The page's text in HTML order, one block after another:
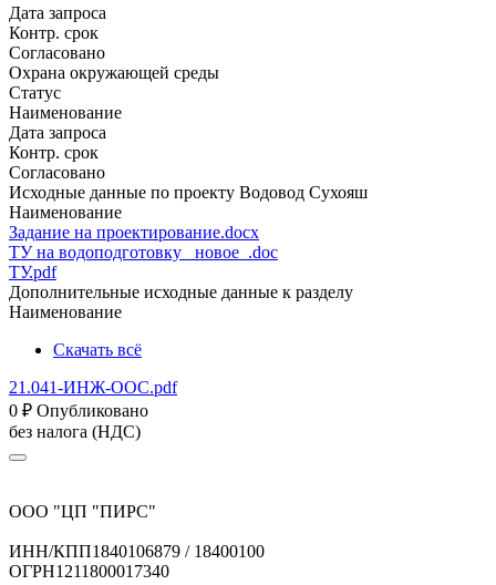
Дата запроса
Контр. срок
Согласовано
Охрана окружающей среды
Статус
Наименование
Дата запроса
Контр. срок
Согласовано
Исходные данные по проекту Водовод Сухояш
Наименование
Задание на проектирование.docx
ТУ на водоподготовку _новое_.doc
ТУ.pdf
Дополнительные исходные данные к разделу
Наименование
Скачать всё
21.041-ИНЖ-ООС.pdf
0 ₽ Опубликовано
без налога (НДС)
ООО "ЦП "ПИРС"
ИНН/КПП1840106879 / 18400100
ОГРН1211800017340